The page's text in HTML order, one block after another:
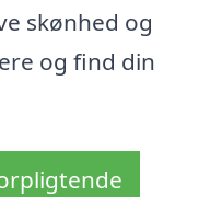
skønhed og
og find din